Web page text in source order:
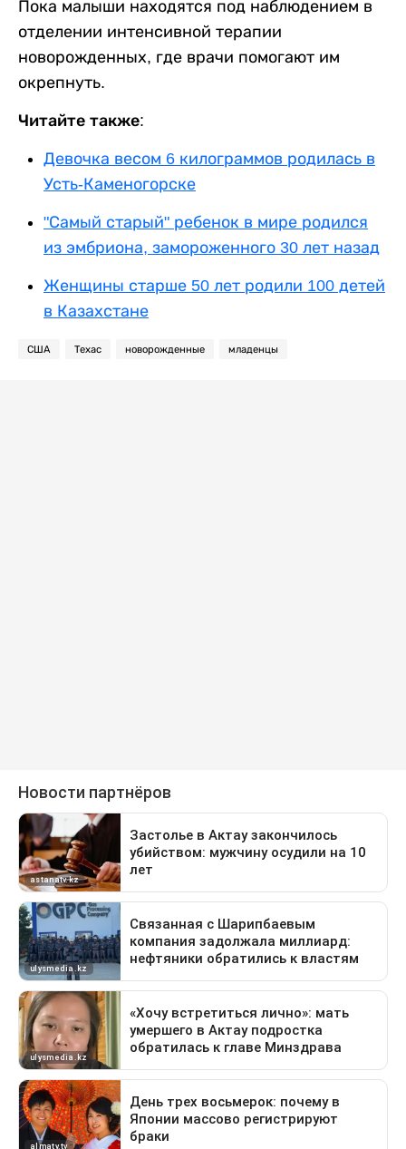
Пока малыши находятся под наблюдением в
отделении интенсивной терапии
новорожденных, где врачи помогают им
окрепнуть.
Читайте также:
Девочка весом 6 килограммов родилась в
Усть-Каменогорске
"Самый старый" ребенок в мире родился
из эмбриона, замороженного 30 лет назад
Женщины старше 50 лет родили 100 детей
в Казахстане
США Техас новорожденные младенцы